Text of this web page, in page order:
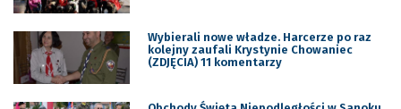
Wybierali nowe władze. Harcerze po raz
kolejny zaufali Krystynie Chowaniec
(ZDJĘCIA) 11 komentarzy